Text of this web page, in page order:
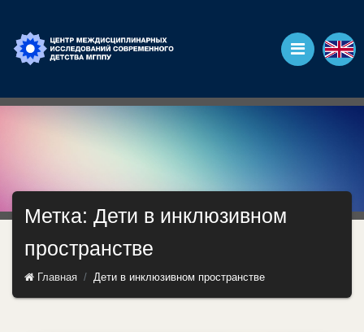
Метка: Дети в инклюзивном
пространстве
Главная Дети в инклюзивном пространстве